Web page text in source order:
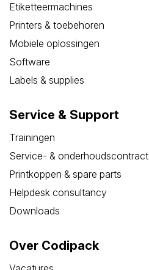
Etiketteermachines
Printers & toebehoren
Mobiele oplossingen
Software
Labels & supplies
Service & Support
Trainingen
Service- & onderhoudscontract
Printkoppen & spare parts
Helpdesk consultancy
Downloads
Over Codipack